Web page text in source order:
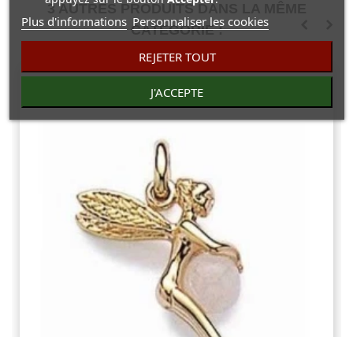
3 AUTRES PRODUITS DANS LA MÊME
CATÉGORIE :
Plus d'informations Personnaliser les cookies
REJETER TOUT
J'ACCEPTE